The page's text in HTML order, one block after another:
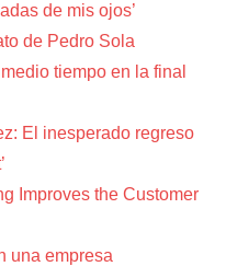
de mis ojos’
de Pedro Sola
tiempo en la final
El inesperado regreso
Improves the Customer
una empresa